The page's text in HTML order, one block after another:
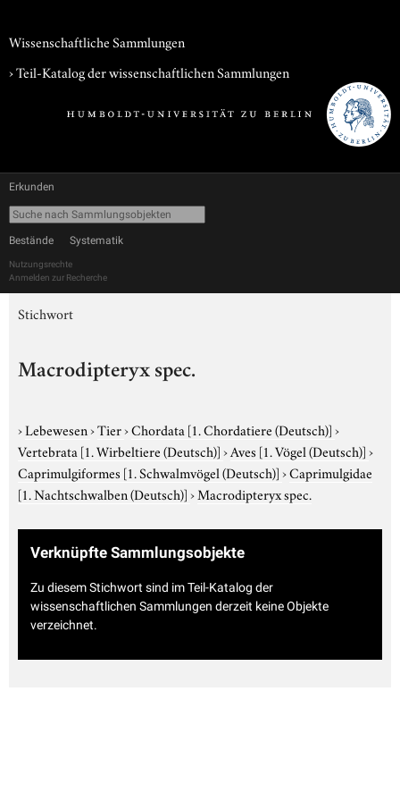
Wissenschaftliche Sammlungen
› Teil-Katalog der wissenschaftlichen Sammlungen
Erkunden
Bestände Systematik
Nutzungsrechte
Anmelden zur Recherche
Stichwort
Macrodipteryx spec.
›Lebewesen›Tier›Chordata [1. Chordatiere (Deutsch)]›
Vertebrata [1. Wirbeltiere (Deutsch)]›Aves [1. Vögel (Deutsch)]›
Caprimulgiformes [1. Schwalmvögel (Deutsch)]›Caprimulgidae
[1. Nachtschwalben (Deutsch)]›Macrodipteryx spec.
Verknüpfte Sammlungsobjekte
Zu diesem Stichwort sind im Teil-Katalog der
wissenschaftlichen Sammlungen derzeit keine Objekte
verzeichnet.